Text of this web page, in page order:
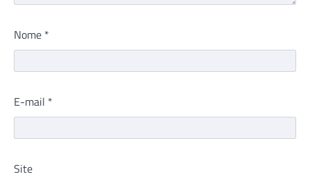
Nome *
E-mail *
Site